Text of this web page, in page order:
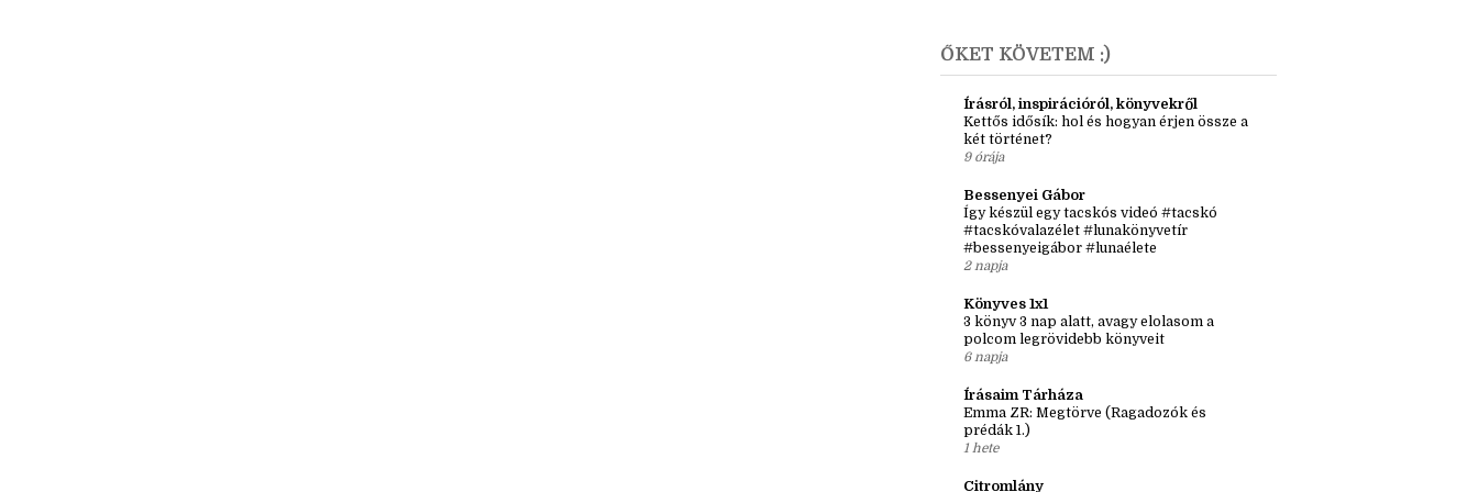
►június (1)
ŐKET KÖVETEM :)
Kettős idősík: hol és hogyan érjen össze a
két történet?
9 órája
Bessenyei Gábor
#tacskóvalazélet #lunakönyvetír
#bessenyeigábor #lunaélete
2 napja
3 könyv 3 nap alatt, avagy elolasom a
polcom legrövidebb könyveit
6 napja
Emma ZR: Megtörve (Ragadozók és